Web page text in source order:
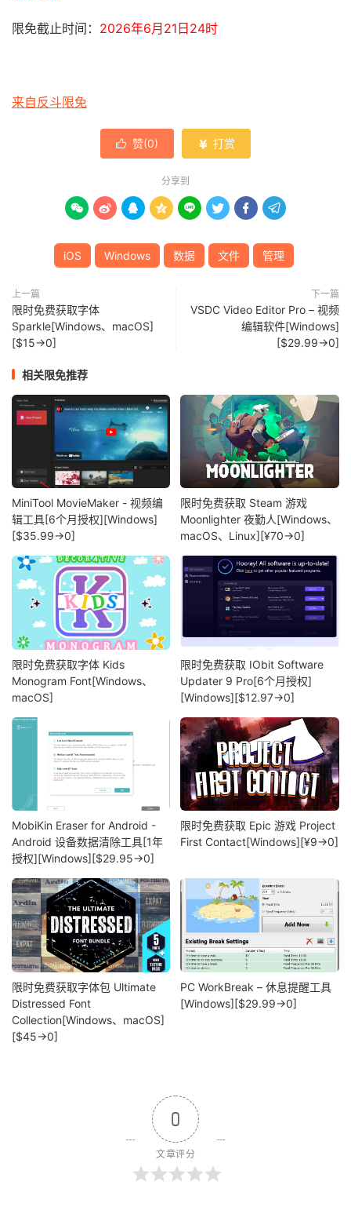
限免截止时间： 2026年6月21日24时
来自反斗限免
 赞(0)  打赏
分享到
       
iOS Windows 数据 文件 管理
上一篇
限时免费获取字体
Sparkle[Windows、macOS]
[$15→0]
下一篇
VSDC Video Editor Pro – 视频
编辑软件[Windows]
[$29.99→0]
相关限免推荐
MiniTool MovieMaker - 视频编
辑工具[6个月授权][Windows]
[$35.99→0]
限时免费获取 Steam 游戏
Moonlighter 夜勤人[Windows、
macOS、Linux][¥70→0]
限时免费获取字体 Kids
Monogram Font[Windows、
macOS]
限时免费获取 IObit Software
Updater 9 Pro[6个月授权]
[Windows][$12.97→0]
MobiKin Eraser for Android -
Android 设备数据清除工具[1年
授权][Windows][$29.95→0]
限时免费获取 Epic 游戏 Project
First Contact[Windows][¥9→0]
限时免费获取字体包 Ultimate
Distressed Font
Collection[Windows、macOS]
[$45→0]
PC WorkBreak – 休息提醒工具
[Windows][$29.99→0]
0
文章评分